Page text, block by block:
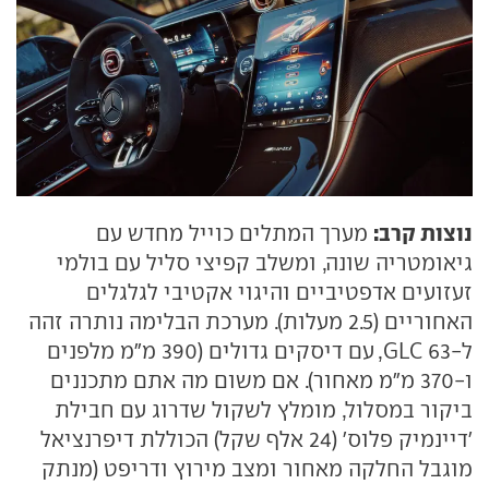
נוצות קרב: מערך המתלים כוייל מחדש עם
גיאומטריה שונה, ומשלב קפיצי סליל עם בולמי
זעזועים אדפטיביים והיגוי אקטיבי לגלגלים
האחוריים (2.5 מעלות). מערכת הבלימה נותרה זהה
ל-GLC 63, עם דיסקים גדולים (390 מ"מ מלפנים
ו-370 מ"מ מאחור). אם משום מה אתם מתכננים
ביקור במסלול, מומלץ לשקול שדרוג עם חבילת
'דיינמיק פלוס' (24 אלף שקל) הכוללת דיפרנציאל
מוגבל החלקה מאחור ומצב מירוץ ודריפט (מנתק